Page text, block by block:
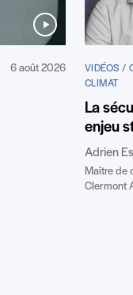
6 août 2026
VIDÉOS /
CLIMAT
La
enjeu
Adrien
Maître de
Clermont